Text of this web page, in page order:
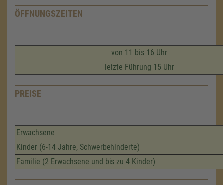
ÖFFNUNGSZEITEN
von 11 bis 16 Uhr
letzte Führung 15 Uhr
PREISE
Erwachsene
Kinder (6-14 Jahre, Schwerbehinderte)
Familie (2 Erwachsene und bis zu 4 Kinder)